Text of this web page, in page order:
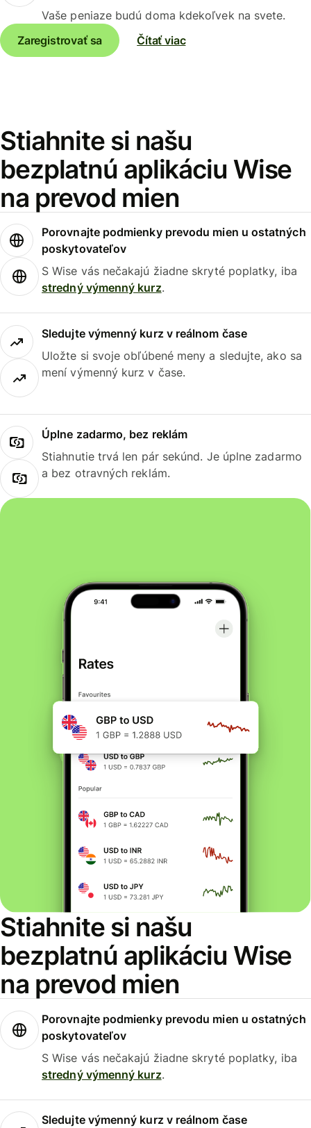
Vaše peniaze budú doma kdekoľvek na svete.
Zaregistrovať sa
Čítať viac
Stiahnite si našu
bezplatnú aplikáciu Wise
na prevod mien
Porovnajte podmienky prevodu mien u ostatných
poskytovateľov
S Wise vás nečakajú žiadne skryté poplatky, iba
stredný výmenný kurz.
Sledujte výmenný kurz v reálnom čase
Uložte si svoje obľúbené meny a sledujte, ako sa
mení výmenný kurz v čase.
Úplne zadarmo, bez reklám
Stiahnutie trvá len pár sekúnd. Je úplne zadarmo
a bez otravných reklám.
Stiahnite si našu
bezplatnú aplikáciu Wise
na prevod mien
Porovnajte podmienky prevodu mien u ostatných
poskytovateľov
S Wise vás nečakajú žiadne skryté poplatky, iba
stredný výmenný kurz.
Sledujte výmenný kurz v reálnom čase